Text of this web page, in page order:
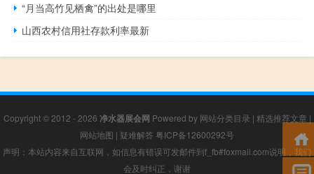
“月当高竹见栖禽”的出处是哪里
山西农村信用社存款利率最新
Copyright © 2012 - 2026 净水器展会网 Powered by 网站分类目录 | 精选推荐文章 |
网站地图 | 疑难解答 粤ICP备12600292号
声明：本站内容来自互联网，如信息有错误可发邮件到f_fb#foxmail.com说明，我们
会及时纠正，谢谢